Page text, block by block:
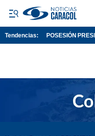
Tendencias: POSESIÓN